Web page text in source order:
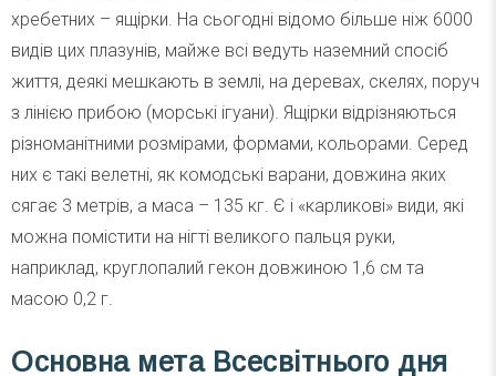
хребетних – ящірки. На сьогодні відомо більше ніж 6000
видів цих плазунів, майже всі ведуть наземний спосіб
життя, деякі мешкають в землі, на деревах, скелях, поруч
з лінією прибою (морські ігуани). Ящірки відрізняються
різноманітними розмірами, формами, кольорами. Серед
них є такі велетні, як комодські варани, довжина яких
сягає 3 метрів, а маса – 135 кг. Є і «карликові» види, які
можна помістити на нігті великого пальця руки,
наприклад, круглопалий гекон довжиною 1,6 см та
масою 0,2 г.
Основна мета Всесвітнього дня